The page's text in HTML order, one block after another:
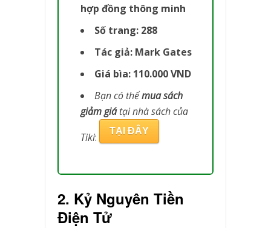
hợp đồng thông minh
Số trang: 288
Tác giả: Mark Gates
Giá bìa: 110.000 VND
Bạn có thểmua sách
giảm giátại nhà sách của
Tiki: TẠI ĐÂY
2. Kỷ Nguyên Tiền
Điện Tử